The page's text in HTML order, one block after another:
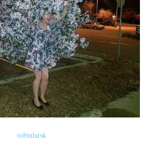
robinlarsk